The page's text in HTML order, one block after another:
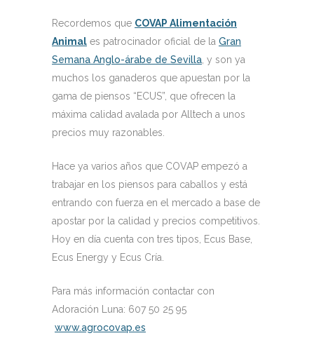
Recordemos que COVAP Alimentación
Animal es patrocinador oficial de la Gran
Semana Anglo-árabe de Sevilla , y son ya
muchos los ganaderos que apuestan por la
gama de piensos “ECUS”, que ofrecen la
máxima calidad avalada por Alltech a unos
precios muy razonables.
Hace ya varios años que COVAP empezó a
trabajar en los piensos para caballos y está
entrando con fuerza en el mercado a base de
apostar por la calidad y precios competitivos.
Hoy en día cuenta con tres tipos, Ecus Base,
Ecus Energy y Ecus Cría.
Para más información contactar con
Adoración Luna: 607 50 25 95
www.agrocovap.es